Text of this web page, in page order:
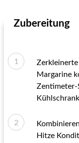
Zubereitung
Zerkleinerte
Margarine
Zentimeter-
Hitze